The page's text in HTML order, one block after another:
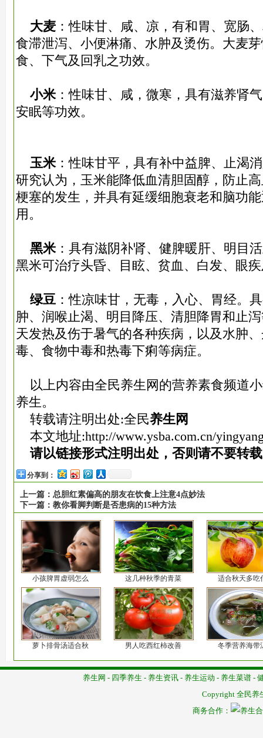
大麦 ：性味甘、咸、凉，有和胃、宽肠
食滞泄泻、小便淋痛、水肿及烫伤。大麦
食、下气及回乳之功效。
小米：性味甘、咸，微寒，具有滋养肾
安眠等功效。
玉米：性味甘平，具有补中益脾、止渴
研究认为，玉米能降低血清胆固醇，防止
梗塞的发生，并具有延缓细胞衰老和脑功
用。
黑米：具有滋阴补肾、健脾暖肝、明目
黑米可治疗头昏、目眩、贫血、白发、眼
绿豆 ：性凉味甘，无毒，入心、胃经。
肿、润喉止渴、明目降压、清胆降胃和止
天发热及伤于暑气的各种疾病，以及水肿
毒、食物中毒和热毒下痢等病症。
以上内容由全民养生网的营养素食频道
养生。
转载请注明出处:全民养生网
本文地址:http://www.ysba.com.cn/
请以链接形式注明出处，否则请不要转
分享到：
上一篇： 总胆红素偏高的朋友在饮食上注意4点妙法
下一篇： 教你看脚判断是否患病的15种方法
小孩脾胃虚弱怎么 这几种秋季的青菜 适合秋天多吃
萝卜排骨汤适合秋 男人吃西红柿改善 冬季营养海带
养生网 - 四季养生 - 养生资讯 - 养生运动 - 养生菜谱 -
Copyright 全民养
商务合作：